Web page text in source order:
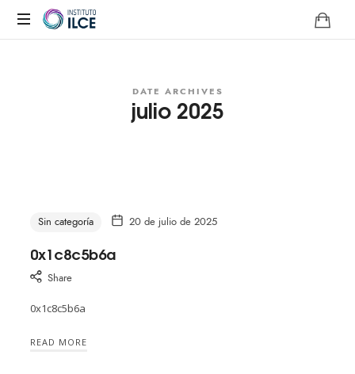
DATE ARCHIVES
julio 2025
Sin categoría 20 de julio de 2025
0x1c8c5b6a
Share
0x1c8c5b6a
READ MORE